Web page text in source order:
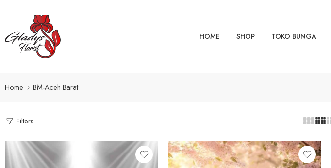
HOME SHOP TOKO BUNGA
Home BM-Aceh Barat
Filters